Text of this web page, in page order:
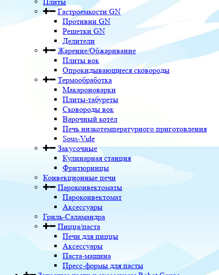
Гастроемкости GN
Противни GN
Решетки GN
Делители
Жарение/Обжаривание
Плиты вок
Опрокидывающиеся сковороды
Термообработка
Макароноварки
Плиты-табуреты
Сковороды вок
Варочный котёл
Печь низкотемпературного приготовления
Sous-Vide
Закусочные
Кулинарная станция
Фритюрницы
Конвекционные печи
Пароконвектоматы
Пароконвектомат
Аксессуары
Гриль-Саламандра
Пицца/паста
Печи для пиццы
Аксессуары
Паста-машина
Пресс-формы для пасты